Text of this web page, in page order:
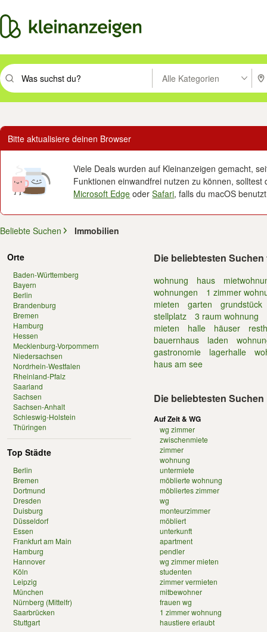
Suchbegriff eingeben. Eingabetaste drücken um zu suchen, oder
Alle Kategorien
Bitte aktualisiere deinen Browser
Viele Deals wurden auf Kleinanzeigen gemacht,
Funktionen einwandfrei nutzen zu können,
Microsoft Edge oderSafari, falls du macOS
Beliebte Suchen Immobilien
Orte
Baden-Württemberg
Bayern
Berlin
Brandenburg
Bremen
Hamburg
Hessen
Mecklenburg-Vorpommern
Niedersachsen
Nordrhein-Westfalen
Rheinland-Pfalz
Saarland
Sachsen
Sachsen-Anhalt
Schleswig-Holstein
Thüringen
Top Städte
Berlin
Bremen
Dortmund
Dresden
Duisburg
Düsseldorf
Essen
Frankfurt am Main
Hamburg
Hannover
Köln
Leipzig
München
Nürnberg (Mittelfr)
Saarbrücken
Stuttgart
Die beliebtesten
wohnung haus
wohnungen
1 zimmer
mieten
garten
grundstück
stellplatz
3 raum wohnung
mieten
halle häuser
bauernhaus
laden
gastronomie
lagerhalle
haus am see
Die beliebtesten
Auf Zeit & WG
wg zimmer
zwischenmiete
zimmer
wohnung
untermiete
möblierte wohnung
möbliertes zimmer
wg
monteurzimmer
möbliert
unterkunft
apartment
pendler
wg zimmer mieten
studenten
zimmer vermieten
mitbewohner
frauen wg
1 zimmer wohnung
haustiere erlaubt